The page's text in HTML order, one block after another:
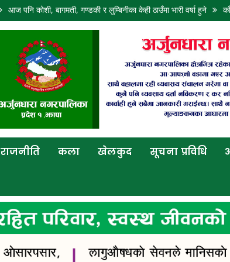
आज पनि कोशी, बागमती, गण्डकी र लुम्बिनीका केही ठाउँमा भारी वर्षा हुने
राजनीति कला खेलकुद सूचना प्रविधि